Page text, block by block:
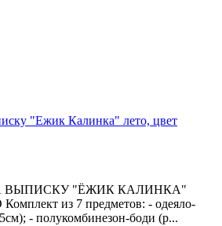
"Ежик Калинка" лето, цвет
ВЫПИСКУ "ЁЖИК КАЛИНКА"
из 7 предметов: - одеяло-
- полукомбинезон-боди (р...